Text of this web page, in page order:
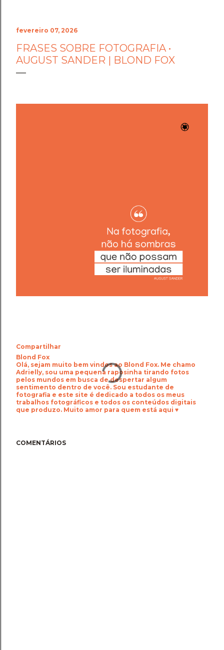
fevereiro 07, 2026
FRASES SOBRE FOTOGRAFIA •
AUGUST SANDER | BLOND FOX
Compartilhar
Blond Fox
Olá, sejam muito bem vindos ao Blond Fox. Me chamo
Adrielly, sou uma pequena raposinha tirando fotos
pelos mundos em busca de despertar algum
sentimento dentro de você. Sou estudante de
fotografia e este site é dedicado a todos os meus
trabalhos fotográficos e todos os conteúdos digitais
que produzo. Muito amor para quem está aqui ♥
COMENTÁRIOS